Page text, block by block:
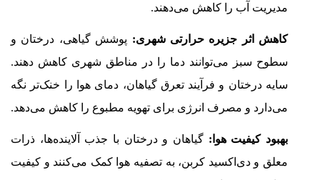
مدیریت آب را کاهش می‌دهند.
کاهش اثر جزیره حرارتی شهری: پوشش گیاهی، درختان و
سطوح سبز می‌توانند دما را در مناطق شهری کاهش دهند.
سایه درختان و فرآیند تعرق گیاهان، دمای هوا را خنک‌تر نگه
می‌دارد و مصرف انرژی برای تهویه مطبوع را کاهش می‌دهد.
بهبود کیفیت هوا: گیاهان و درختان با جذب آلاینده‌ها، ذرات
معلق و دی‌اکسید کربن، به تصفیه هوا کمک می‌کنند و کیفیت